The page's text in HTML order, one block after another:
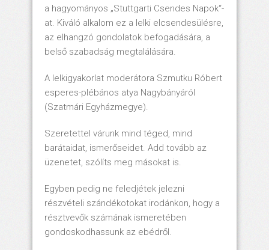
a hagyományos „Stuttgarti Csendes Napok“-
at. Kiváló alkalom ez a lelki elcsendesülésre,
az elhangzó gondolatok befogadására, a
belső szabadság megtalálására.
A lelkigyakorlat moderátora Szmutku Róbert
esperes-plébános atya Nagybányáról
(Szatmári Egyházmegye).
Szeretettel várunk mind téged, mind
barátaidat, ismerőseidet. Add tovább az
üzenetet, szólíts meg másokat is.
Egyben pedig ne feledjétek jelezni
részvételi szándékotokat irodánkon, hogy a
résztvevők számának ismeretében
gondoskodhassunk az ebédről.